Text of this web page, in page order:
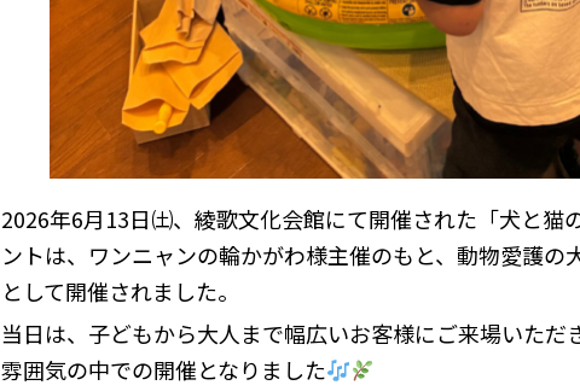
2026年6月13日㈯、綾歌文化会館にて開催された「犬と猫
ントは、ワンニャンの輪かがわ様主催のもと、動物愛護
として開催されました。
当日は、子どもから大人まで幅広いお客様にご来場いた
雰囲気の中での開催となりました